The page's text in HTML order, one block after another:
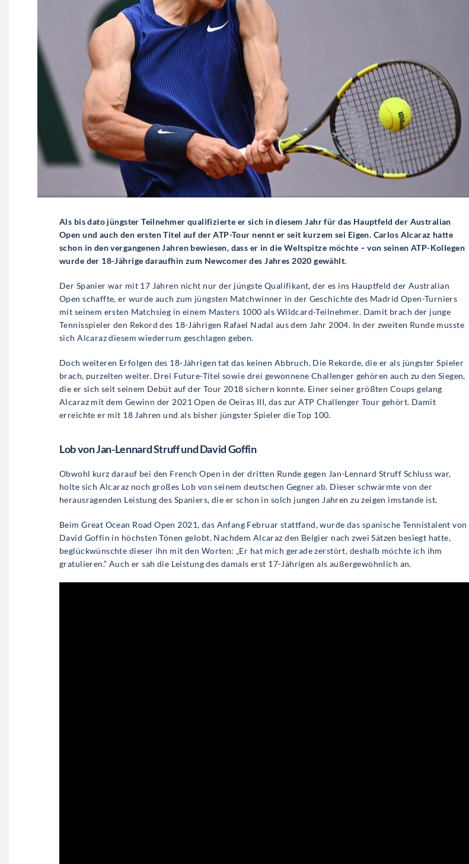
Als bis dato jüngster Teilnehmer qualifizierte er sich in diesem Jahr für das Hauptfeld der Australian
Open und auch den ersten Titel auf der ATP-Tour nennt er seit kurzem sei Eigen. Carlos Alcaraz hatte
schon in den vergangenen Jahren bewiesen, dass er in die Weltspitze möchte – von seinen ATP-Kollegen
wurde der 18-Jährige daraufhin zum Newcomer des Jahres 2020 gewählt.
Der Spanier war mit 17 Jahren nicht nur der jüngste Qualifikant, der es ins Hauptfeld der Australian
Open schaffte, er wurde auch zum jüngsten Matchwinner in der Geschichte des Madrid Open-Turniers
mit seinem ersten Matchsieg in einem Masters 1000 als Wildcard-Teilnehmer. Damit brach der junge
Tennisspieler den Rekord des 18-Jährigen Rafael Nadal aus dem Jahr 2004. In der zweiten Runde musste
sich Alcaraz diesem wiederrum geschlagen geben.
Doch weiteren Erfolgen des 18-Jährigen tat das keinen Abbruch. Die Rekorde, die er als jüngster Spieler
brach, purzelten weiter. Drei Future-Titel sowie drei gewonnene Challenger gehören auch zu den Siegen,
die er sich seit seinem Debüt auf der Tour 2018 sichern konnte. Einer seiner größten Coups gelang
Alcaraz mit dem Gewinn der 2021 Open de Oeiras III, das zur ATP Challenger Tour gehört. Damit
erreichte er mit 18 Jahren und als bisher jüngster Spieler die Top 100.
Lob von Jan-Lennard Struff und David Goffin
Obwohl kurz darauf bei den French Open in der dritten Runde gegen Jan-Lennard Struff Schluss war,
holte sich Alcaraz noch großes Lob von seinem deutschen Gegner ab. Dieser schwärmte von der
herausragenden Leistung des Spaniers, die er schon in solch jungen Jahren zu zeigen imstande ist.
Beim Great Ocean Road Open 2021, das Anfang Februar stattfand, wurde das spanische Tennistalent von
David Goffin in höchsten Tönen gelobt. Nachdem Alcaraz den Belgier nach zwei Sätzen besiegt hatte,
beglückwünschte dieser ihn mit den Worten: „Er hat mich gerade zerstört, deshalb möchte ich ihm
gratulieren.“ Auch er sah die Leistung des damals erst 17-Jährigen als außergewöhnlich an.